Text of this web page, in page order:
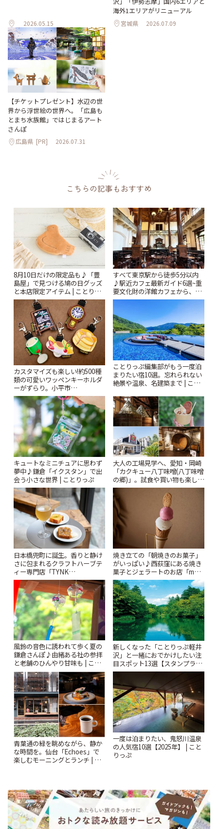
2026.05.15
海外1エリアがリニューアル
宮城県 2026.07.09
【チケットプレゼント】水辺の世
界から浮世絵の世界へ。「広島も
とまち水族館」ではじまるアート
さんぽ
広島県 [PR] 2026.07.31
こちらの記事もおすすめ
8月10日だけの限定品も♪「豊
島屋」で見つける鳩の日グッズ
と本店限定アイテム | ことりっ
ぷ
すべて東京駅から徒歩5分以内
♪駅近カフェ最新ガイド6選~重
要文化財の洋館カフェから、改
札すぐのレトロ喫茶まで~ | こと
カスタマイズも楽しい!約500種
類の可愛いワッペンキーホルダ
ーがずらり。小平市
「Kimamaya T&K」 | ことりっ
ぷ
ことりっぷ編集部がもう一度泊
まりたい宿10選。忘れられない
絶景や温泉、名建築まで | こと
キュートなミニチュアに思わず
夢中♪鎌倉「イクスタン」で出
会う小さな世界 | ことりっぷ
大人の工場見学へ、愛知・岡崎
「カクキュー八丁味噌(八丁味噌
の郷)」。試食や買い物も楽しみ
♪ | ことりっぷ
日本橋兜町に誕生。香りと静け
さに包まれるクラフトハーブテ
ィー専門店「TYNK
Kabutocho」 | ことりっぷ
焼き立ての「朝焼きのお菓子」
がいっぱい♪西荻窪にある焼き
菓子とジェラートのお店「mUni
(ムニ)」 | ことりっぷ
風鈴の音色に誘われて歩く夏の
鎌倉さんぽ♪由緒ある社の参拝
と老舗のひんやり甘味も | こと
りっぷ
新しくなった「ことりっぷ軽井
沢」と一緒におでかけしたい注
目スポット13選【スタンプラリ
ー開催中】 | ことりっぷ
青葉通の緑を眺めながら、静か
な時間を。仙台「Echoes」で
楽しむモーニングとランチ | こ
一度は泊まりたい、鬼怒川温泉
の人気宿10選【2025年】 | こと
りっぷ